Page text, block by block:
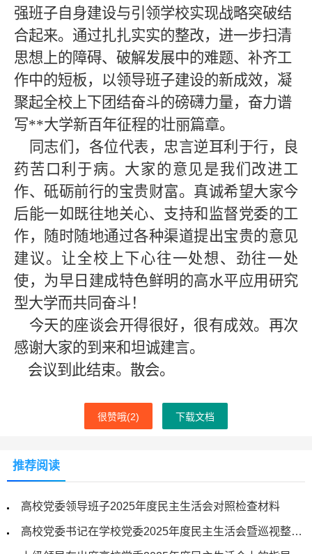
强班子自身建设与引领学校实现战略突破结
合起来。通过扎扎实实的整改，进一步扫清
思想上的障碍、破解发展中的难题、补齐工
作中的短板，以领导班子建设的新成效，凝
聚起全校上下团结奋斗的磅礴力量，奋力谱
写**大学新百年征程的壮丽篇章。
同志们，各位代表，忠言逆耳利于行，良
药苦口利于病。大家的意见是我们改进工
作、砥砺前行的宝贵财富。真诚希望大家今
后能一如既往地关心、支持和监督党委的工
作，随时随地通过各种渠道提出宝贵的意见
建议。让全校上下心往一处想、劲往一处
使，为早日建成特色鲜明的高水平应用研究
型大学而共同奋斗！
今天的座谈会开得很好，很有成效。再次
感谢大家的到来和坦诚建言。
会议到此结束。散会。
很赞哦(2) 下载文档
推荐阅读
高校党委领导班子2025年度民主生活会对照检查材料
高校党委书记在学校党委2025年度民主生活会暨巡视整改专题民主生活会上的表态发言